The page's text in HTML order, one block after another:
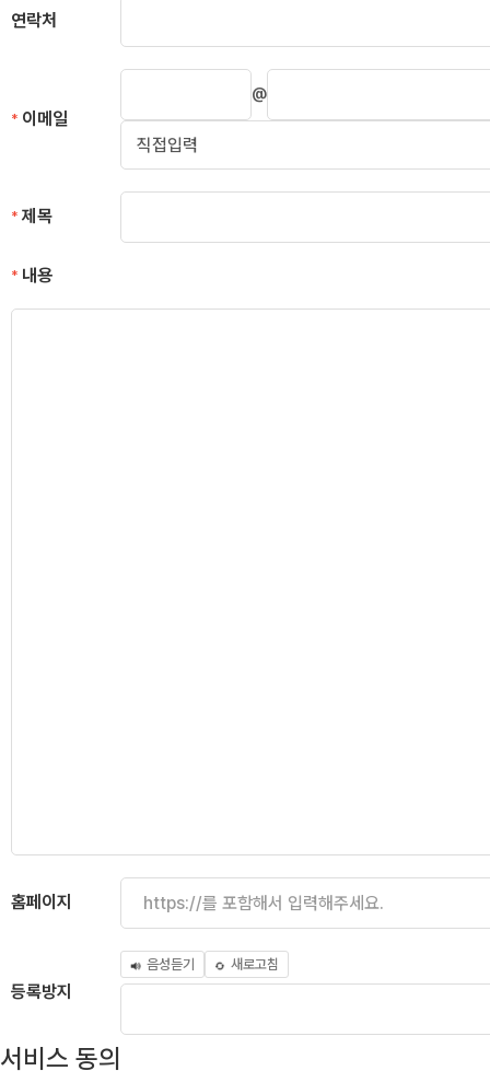
연락처
* 이메일
@
* 제목
* 내용
홈페이지
등록방지
음성듣기 새로고침
서비스 동의